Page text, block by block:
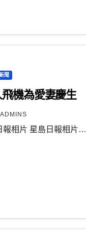
聞
機為愛妻慶生
ADMINS
報相片 星島日報相片…